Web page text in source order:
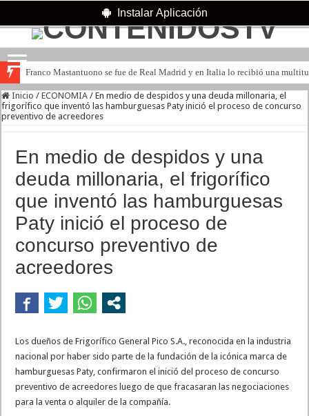
Instalar Aplicación
Franco Mastantuono se fue de Real Madrid y en Italia lo recibió una
Inicio / ECONOMIA / En medio de despidos y una deuda millonaria, el
frigorífico que inventó las hamburguesas Paty inició el proceso de concurso
preventivo de acreedores
En medio de despidos y una
deuda millonaria, el frigorífico
que inventó las hamburguesas
Paty inició el proceso de
concurso preventivo de
acreedores
Los dueños de Frigorífico General Pico S.A., reconocida en la industria
nacional por haber sido parte de la fundación de la icónica marca de
hamburguesas Paty, confirmaron el inició del proceso de concurso
preventivo de acreedores luego de que fracasaran las negociaciones
para la venta o alquiler de la compañía.